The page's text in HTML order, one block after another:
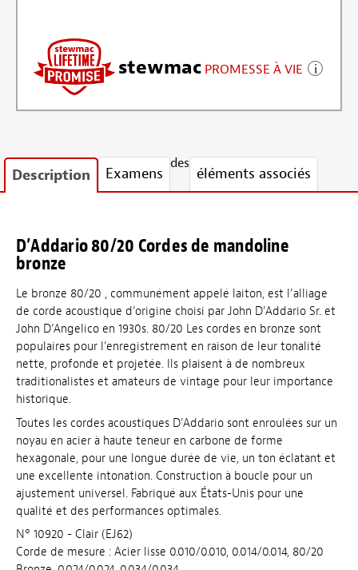
stewmac PROMESSE À VIE
Description Examens
des
éléments associés
D’Addario 80/20 Cordes de mandoline
bronze
Le bronze 80/20 , communément appelé laiton, est l’alliage
de corde acoustique d’origine choisi par John D’Addario Sr. et
John D’Angelico en 1930s. 80/20 Les cordes en bronze sont
populaires pour l’enregistrement en raison de leur tonalité
nette, profonde et projetée. Ils plaisent à de nombreux
traditionalistes et amateurs de vintage pour leur importance
historique.
Toutes les cordes acoustiques D’Addario sont enroulées sur un
noyau en acier à haute teneur en carbone de forme
hexagonale, pour une longue durée de vie, un ton éclatant et
une excellente intonation. Construction à boucle pour un
ajustement universel. Fabriqué aux États-Unis pour une
qualité et des performances optimales.
N° 10920 - Clair (EJ62)
Corde de mesure : Acier lisse 0.010/0.010, 0.014/0.014, 80/20